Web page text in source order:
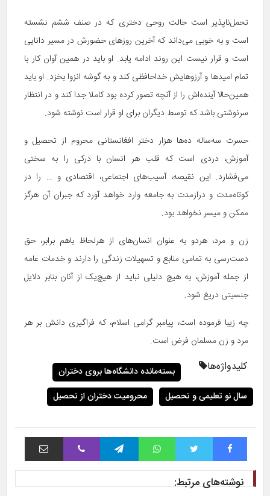
تحمل‌ناپذیر است حالت روحی دختری که در صنف ششم نشسته
است و به خوبی می‌داند که آخرین روزهای حضورش در مسیر دانایی
است و قرار نیست این روند ادامه یابد. او باید در همین آوان کار با
تمام امیدها و آرزوهایش خداحافظی کند و به گوشه انزوا بخزد. او باید
همین‌حالا آینده‌اش را از آنچه تصور کرده بود کاملا جدا کند و در انتظار
سرنوشتی باشد که توسط دیگران برای او قرار است نوشته شود.
حسرت سه‌ساله ده‌ها هزار دختر افغانستانی محروم از تحصیل و
آموزش، دردی است که قلب هر انسان با درکی را به سختی
می‌فشارد. این نقیصه، آسیب‌های اجتماعی، اقتصادی و … را در
کوتاه‌مدت و درازمدت به جامعه وارد خواهد آورد که جبران آن هرگز
ممکن و میسر نخواهد بود.
زن و مرد، هردو به عنوان انسان‌های از هرلحاظ باهم برابر، حق
دست‌رسی به تمامی منابع و تسهیلات زندگی را دارند و خدمات عامه
از جمله آموزش، به هیچ دلیلی نباید از هیچ‌یک از آنان بنابر دلایل
جنسیتی دریغ شود.
چه زیبا فرموده است، پیامبر گرامی اسلام، که فراگیری دانش بر هر
مرد و زن مسلمان فرض است.
کلیدواژه‌ها
بسته‌مانده دانشگاه‌ها بروی دختران
سال نو تعلیمی و تحصیل
محرومیت دختران از تحصیل
فیس بوک توییتر واتس آپ تلگرام وایبر اشتراک با ایمیل
نوشته‌های مرتبط: